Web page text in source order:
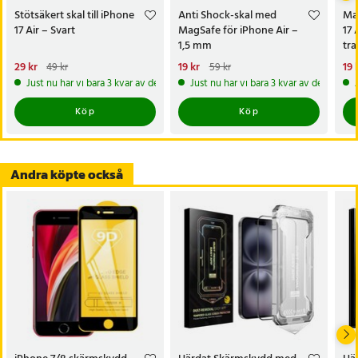
- Material: TPU (termoplastisk polyuretan)
- Yta: Matt finish
- Kompatibilitet: Trådlös laddning, bilhållare
- Funktioner: Stötskydd, halkfri yta, reptålig, smutsavvisande,
exakta utskärningar
- Märke: TFO
Artikelnummer:123034
Stötsäkert skal till iPhone
17 Air – Svart
Nuvarande pris
29 krTidigare pris:49 kr
29 kr 49 kr
Just nu har vi bara 3 kvar av denna produkt
Köp
Anti Shock-skal med
MagSafe för iPhone Air –
1,5 mm
Nuvarande pris
pris:59 kr
19 kr 59 kr
Just nu har vi bara 3 kvar av denna
Köp
17
19
Andra köpte också